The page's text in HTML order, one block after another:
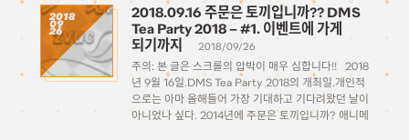
ですか？？DMS Tea Party 2018본 공연 […]
2018
09
26
2018.09.16 주문은 토끼입니까?? DMS
Tea Party 2018 – #1. 이벤트에 가게
되기까지
2018/09/26
주의: 본 글은 스크롤의 압박이 매우 심합니다!! 2018
년 9월 16일.DMS Tea Party 2018의 개최일.개인적
으로는 아마 올해들어 가장 기대하고 기다려왔던 날이
아니었나 싶다. 2014년에 주문은 토끼입니까? 애니메